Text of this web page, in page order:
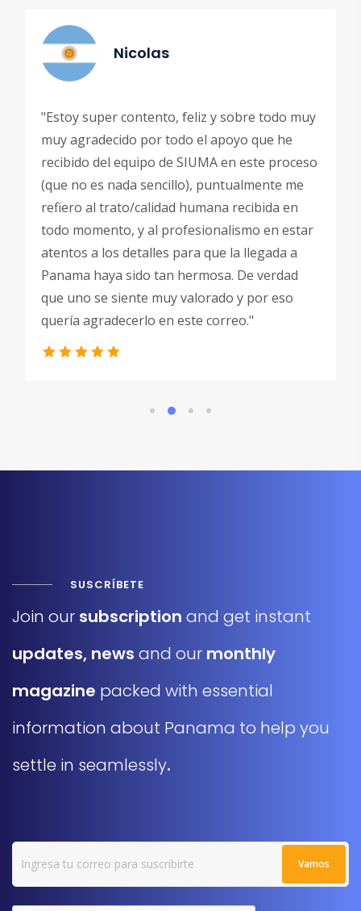
Nicolas
"Estoy super contento, feliz y sobre todo muy
muy agradecido por todo el apoyo que he
recibido del equipo de SIUMA en este proceso
(que no es nada sencillo), puntualmente me
refiero al trato/calidad humana recibida en
todo momento, y al profesionalismo en estar
atentos a los detalles para que la llegada a
Panama haya sido tan hermosa. De verdad
que uno se siente muy valorado y por eso
quería agradecerlo en este correo."
SUSCRÍBETE
Join our subscription and get instant
updates, news and our monthly
magazine packed with essential
information about Panama to help you
settle in seamlessly.